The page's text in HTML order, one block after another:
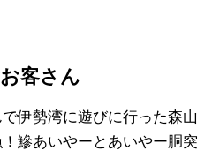
客さん
伊勢湾に遊びに行った森山
鰺あいやーとあいやー胴突